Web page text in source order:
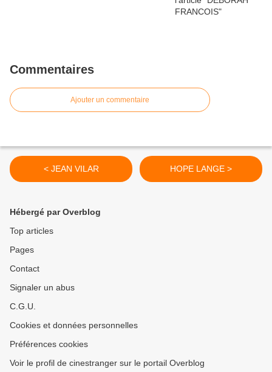
Commentaires
Ajouter un commentaire
< JEAN VILAR HOPE LANGE >
Hébergé par Overblog
Top articles
Pages
Contact
Signaler un abus
C.G.U.
Cookies et données personnelles
Préférences cookies
Voir le profil de cinestranger sur le portail Overblog